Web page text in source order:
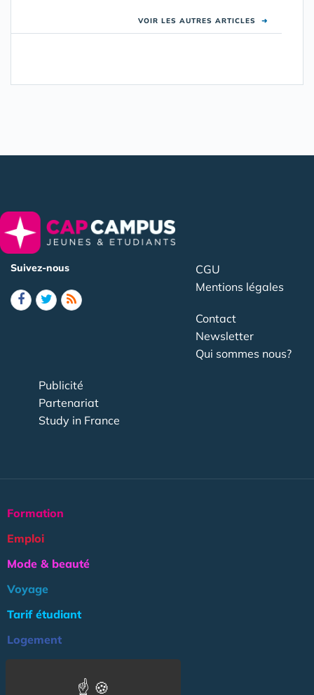
VOIR LES AUTRES ARTICLES ➜
Suivez-nous
CGU
Mentions légales
Contact
Newsletter
Qui sommes nous?
Publicité
Partenariat
Study in France
Formation
Emploi
Mode & beauté
Voyage
Tarif étudiant
Logement